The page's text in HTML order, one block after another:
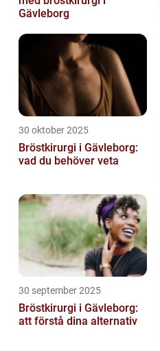
Gävleborg
30 oktober 2025
Bröstkirurgi i Gävleborg:
vad du behöver veta
30 september 2025
Bröstkirurgi i Gävleborg:
att förstå dina alternativ